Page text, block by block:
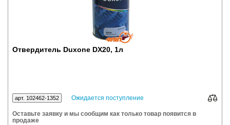
Отвердитель Duxone DX20, 1л
арт. 102462-1352 Ожидается поступление
Оставьте заявку и мы сообщим как только товар появится в
продаже